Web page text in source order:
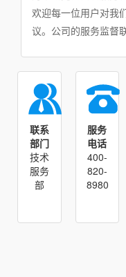
欢迎每一位用户对我
议。公司的服务监督
联系
部门
技术
服务
部
服务
电话
400-
820-
8980